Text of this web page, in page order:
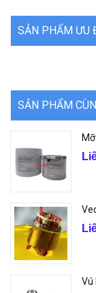
SẢN PHẨM ƯU
SẢN PHẨM
Vú